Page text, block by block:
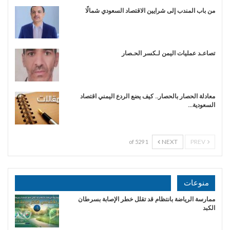
من باب المندب إلى شرايين الاقتصاد السعودي شمالًا
تصاعـد عمليات اليمن لـكسر الحـصار
معادلة الحصار بالحصار.. كيف يضع الردع اليمني اقتصاد
السعودية…
NEXT
1 of 529
منوعات
ممارسة الرياضة بانتظام قد تقلل خطر الإصابة بسرطان
الكبد